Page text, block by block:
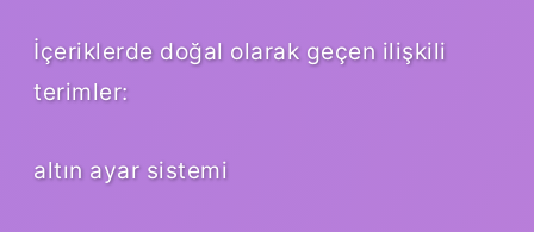
İçeriklerde doğal olarak geçen ilişkili
terimler:
altın ayar sistemi